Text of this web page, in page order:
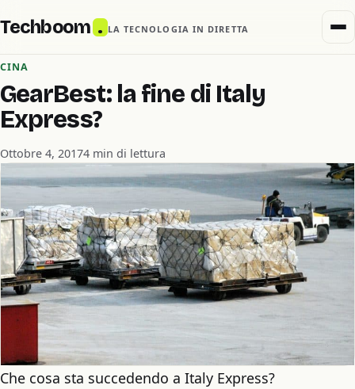
Techboom . LA TECNOLOGIA IN DIRETTA
CINA
GearBest: la fine di Italy
Express?
Ottobre 4, 20174 min di lettura
Che cosa sta succedendo a Italy Express?